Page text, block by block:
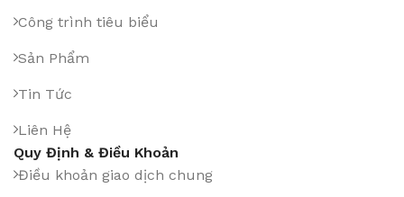
Công trình tiêu biểu
Sản Phẩm
Tin Tức
Liên Hệ
Quy Định & Điều Khoản
Điều khoản giao dịch chung